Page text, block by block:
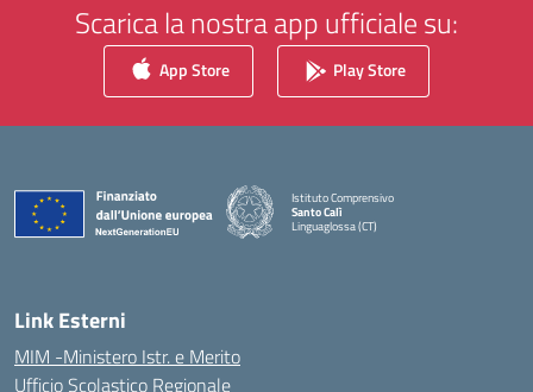
Scarica la nostra app ufficiale su:
App Store Play Store
Istituto Comprensivo
Santo Calì
Linguaglossa (CT)
— Visita la pagina iniziale della scuola
Link Esterni
MIM -Ministero Istr. e Merito
Ufficio Scolastico Regionale